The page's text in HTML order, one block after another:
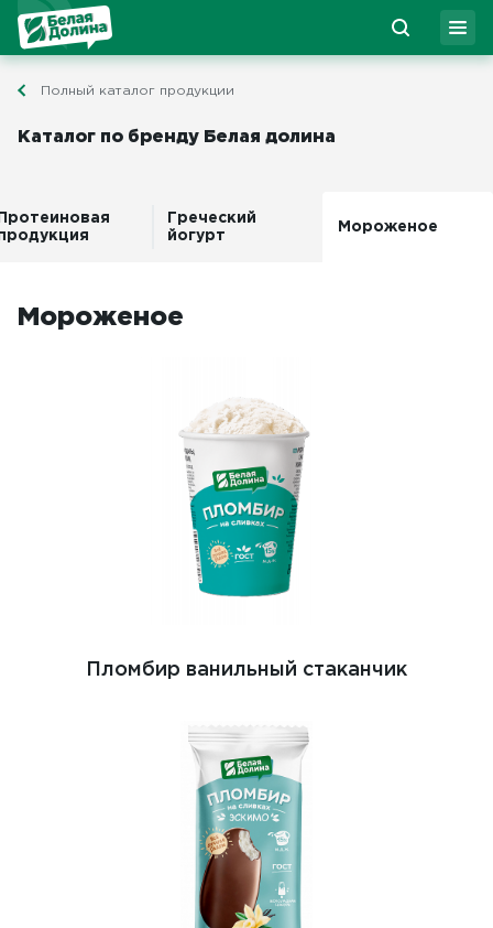
Полный каталог продукции
Каталог по бренду Белая долина
Греческий
йогурт
Мороженое
Мороженое
Пломбир ванильный стаканчик